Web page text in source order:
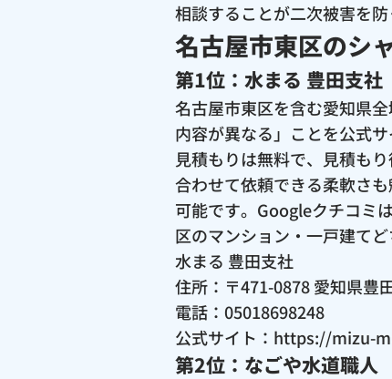
相談することが二次被害を防
名古屋市東区のシ
第1位：水まる 豊田支社
名古屋市東区を含む愛知県
内容が異なる」ことを公式
見積もりは無料で、見積も
合わせて依頼できる柔軟さ
可能です。Googleクチコミ
区のマンション・一戸建て
水まる 豊田支社
住所：〒471-0878 愛知県豊
電話：05018698248
公式サイト： https://mizu-
第2位：なごや水道職人